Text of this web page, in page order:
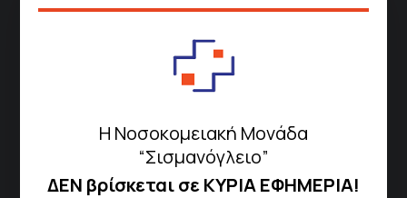
Η Νοσοκομειακή Μονάδα
“Σισμανόγλειο”
ΔΕΝ βρίσκεται σε ΚΥΡΙΑ ΕΦΗΜΕΡΙΑ!
Τηλέφωνα για Ραντεβού
Για τα πρωινά και τα απογευματινά
Από τον ιστότοποeΡαντεβού
Καλώντας στην φωνητική πύλη του
1566
Μέσω της εφαρμογής "MyHealth